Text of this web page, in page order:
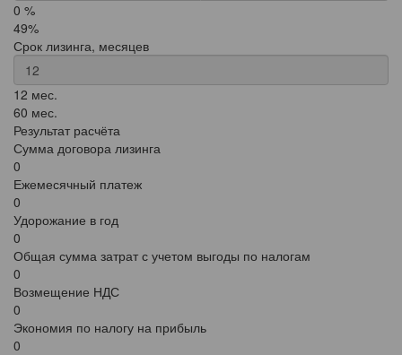
0 %
49%
Срок лизинга, месяцев
12 мес.
60 мес.
Результат расчёта
Сумма договора лизинга
0
Ежемесячный платеж
0
Удорожание в год
0
Общая сумма затрат с учетом выгоды по налогам
0
Возмещение НДС
0
Экономия по налогу на прибыль
0